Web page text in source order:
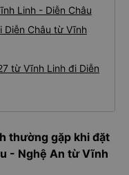
Linh - Diễn Châu
Diễn Châu từ Vĩnh
từ Vĩnh Linh đi Diễn
thường gặp khi đặt
- Nghệ An từ Vĩnh